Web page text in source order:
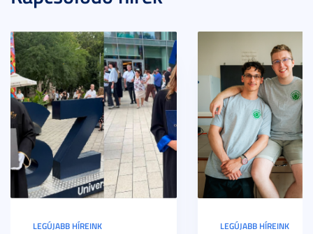
LEGÚJABB HÍREINK LEGÚJABB HÍREINK